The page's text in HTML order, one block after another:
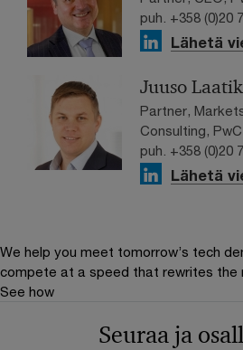
puh. +358 (0)20
Lähetä
Juuso
Partner,
Consulting,
puh. +358 (0)20
Lähetä
We help you meet tomorrow’s tech
compete at a speed that rewrites the
See how
Seuraa ja